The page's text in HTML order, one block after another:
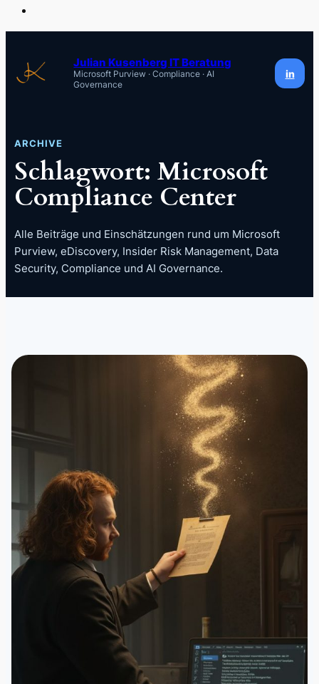
springen
Julian Kusenberg IT Beratung
Microsoft Purview · Compliance · AI
Governance
in
ARCHIVE
Schlagwort: Microsoft
Compliance Center
Alle Beiträge und Einschätzungen rund um Microsoft
Purview, eDiscovery, Insider Risk Management, Data
Security, Compliance und AI Governance.